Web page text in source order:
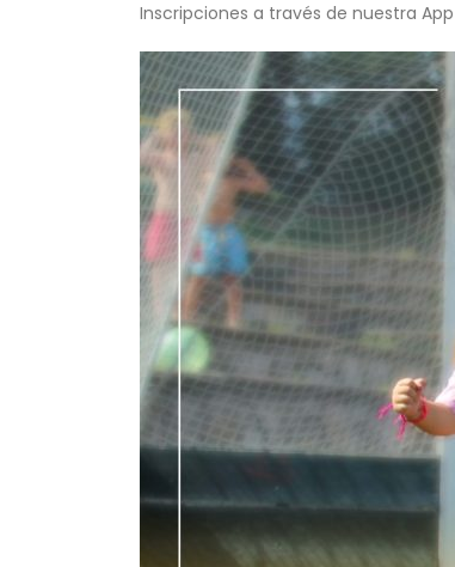
Inscripciones a través de nuestra